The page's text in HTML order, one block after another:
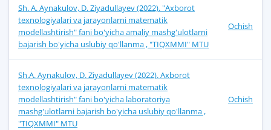
Sh. A. Aynakulov, D. Ziyadullayev (2022). "Axborot
texnologiyalari va jarayonlarni matematik
modellashtirish" fani bo'yicha amaliy mashg'ulotlarni
bajarish bo'yicha uslubiy qo'llanma , "TIQXMMI" MTU
Ochish
Sh.A. Aynakulov, D. Ziyadullayev (2022). Axborot
texnologiyalari va jarayonlarni matematik
modellashtirish" fani bo'yicha laboratoriya
mashg'ulotlarni bajarish bo'yicha uslubiy qo'llanma ,
"TIQXMMI" MTU
Ochish